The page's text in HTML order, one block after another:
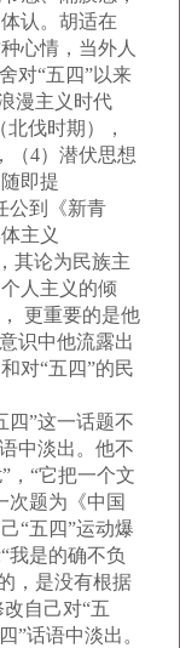
认。胡适在
心情，当外人
对“五四”以来
漫主义时代
北伐时期），
（4）潜伏思想
即提
公到《新青
主义
其论为民族主
人主义的倾
更重要的是他
识中他流露出
对“五四”的民
”这一话题不
中淡出。他不
，“它把一个文
次题为《中国
“五四”运动爆
我是的确不负
，是没有根据
自己对“五
”话语中淡出。